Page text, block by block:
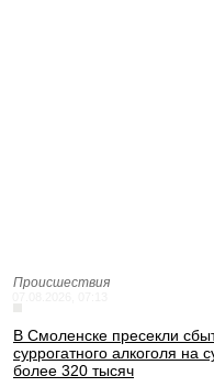
Происшествия
В Смоленске пресекли
суррогатного алкоголя на
более 320 тысяч